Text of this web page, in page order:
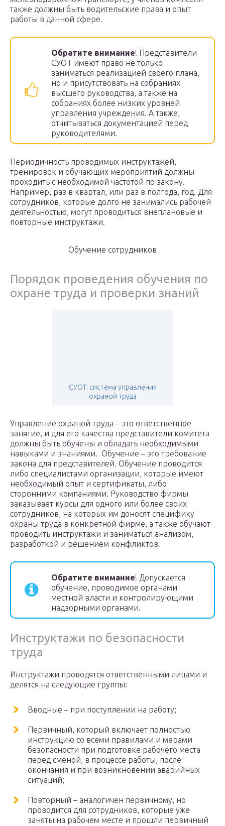
также должны быть водительские права и опыт
работы в данной сфере.
Обратите внимание! Представители
СУОТ имеют право не только
заниматься реализацией своего плана,
но и присутствовать на собраниях
высшего руководства, а также на
собраниях более низких уровней
управления учреждения. А также,
отчитываться документацией перед
руководителями.
Периодичность проводимых инструктажей,
тренировок и обучающих мероприятий должны
проходить с необходимой частотой по закону.
Например, раз в квартал, или раз в полгода, год. Для
сотрудников, которые долго не занимались рабочей
деятельностью, могут проводиться внеплановые и
повторные инструктажи.
Обучение сотрудников
Порядок проведения обучения по
охране труда и проверки знаний
СУОТ: система управления
охраной труда
Управление охраной труда – это ответственное
занятие, и для его качества представители комитета
должны быть обучены и обладать необходимыми
навыками и знаниями. Обучение – это требование
закона для представителей. Обучение проводится
либо специалистами организации, которые имеют
необходимый опыт и сертификаты, либо
сторонними компаниями. Руководство фирмы
заказывает курсы для одного или более своих
сотрудников, на которых им доносят специфику
охраны труда в конкретной фирме, а также обучают
проводить инструктажи и заниматься анализом,
разработкой и решением конфликтов.
Обратите внимание! Допускается
обучение, проводимое органами
местной власти и контролирующими
надзорными органами.
Инструктажи по безопасности
труда
Инструктажи проводятся ответственными лицами и
делятся на следующие группы:
Вводные – при поступлении на работу;
Первичный, который включает полностью
инструкцию со всеми правилами и мерами
безопасности при подготовке рабочего места
перед сменой, в процессе работы, после
окончания и при возникновении аварийных
ситуаций;
Повторный – аналогичен первичному, но
проводится для сотрудников, которые уже
заняты на рабочем месте и прошли первичный